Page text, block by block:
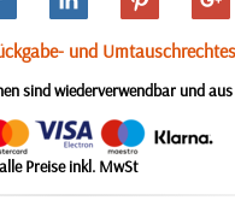
und
sind wiederverwendbar und
alle Preise inkl. MwSt